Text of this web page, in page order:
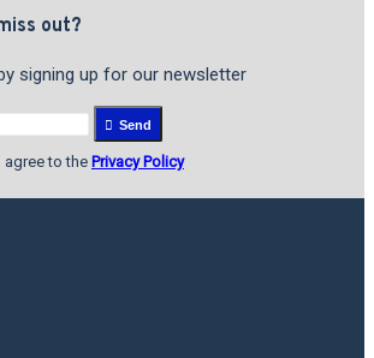
out?
signing up for our newsletter
Send
agree to the Privacy Policy